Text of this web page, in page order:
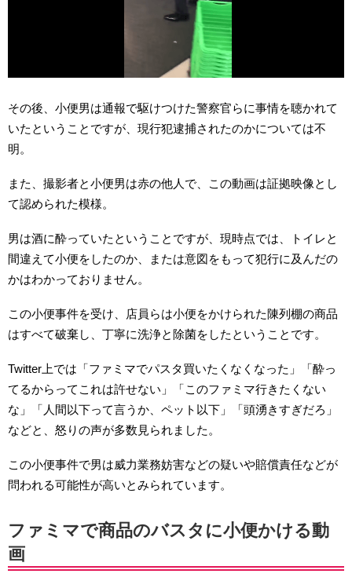
その後、小便男は通報で駆けつけた警察官らに事情を聴かれて
いたということですが、現行犯逮捕されたのかについては不
明。
また、撮影者と小便男は赤の他人で、この動画は証拠映像とし
て認められた模様。
男は酒に酔っていたということですが、現時点では、トイレと
間違えて小便をしたのか、または意図をもって犯行に及んだの
かはわかっておりません。
この小便事件を受け、店員らは小便をかけられた陳列棚の商品
はすべて破棄し、丁寧に洗浄と除菌をしたということです。
Twitter上では「ファミマでパスタ買いたくなくなった」「酔っ
てるからってこれは許せない」「このファミマ行きたくない
な」「人間以下って言うか、ペット以下」「頭湧きすぎだろ」
などと、怒りの声が多数見られました。
この小便事件で男は威力業務妨害などの疑いや賠償責任などが
問われる可能性が高いとみられています。
ファミマで商品のバスタに小便かける動
画